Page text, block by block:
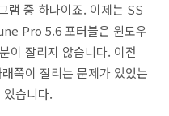
램 중 하나이죠. 이제는 SS
Pro 5.6 포터블은 윈도우
이 잘리지 않습니다. 이전
쪽이 잘리는 문제가 있었는
습니다.